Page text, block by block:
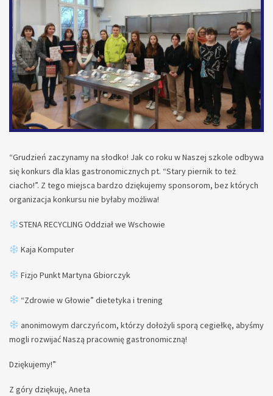
“Grudzień zaczynamy na słodko! Jak co roku w Naszej szkole odbywa
się konkurs dla klas gastronomicznych pt. “Stary piernik to też
ciacho!”. Z tego miejsca bardzo dziękujemy sponsorom, bez których
organizacja konkursu nie byłaby możliwa!
STENA RECYCLING Oddział we Wschowie
Kaja Komputer
Fizjo Punkt Martyna Gbiorczyk
“Zdrowie w Głowie” dietetyka i trening
anonimowym darczyńcom, którzy dołożyli sporą cegiełkę, abyśmy
mogli rozwijać Naszą pracownię gastronomiczną!
Dziękujemy!”
Z góry dziękuję, Aneta